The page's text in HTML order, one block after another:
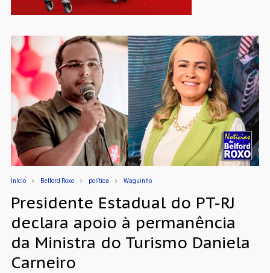
Início Belford Roxo política Waguinho
Presidente Estadual do PT-RJ
declara apoio à permanência
da Ministra do Turismo Daniela
Carneiro